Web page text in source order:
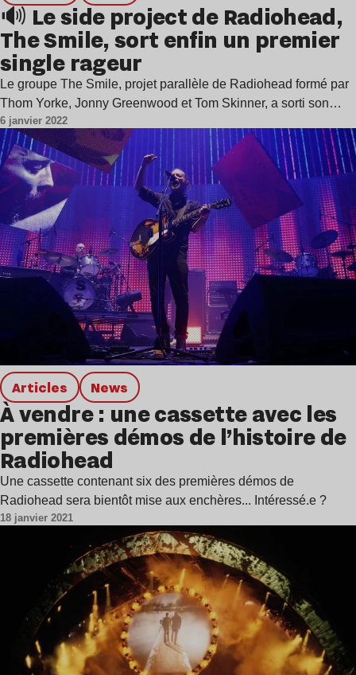
🔊 Le side project de Radiohead,
The Smile, sort enfin un premier
single rageur
Le groupe The Smile, projet parallèle de Radiohead formé par
Thom Yorke, Jonny Greenwood et Tom Skinner, a sorti son…
6 janvier 2022
Articles news
À vendre : une cassette avec les
premières démos de l’histoire de
Radiohead
Une cassette contenant six des premières démos de
Radiohead sera bientôt mise aux enchères... Intéressé.e ?
18 janvier 2021